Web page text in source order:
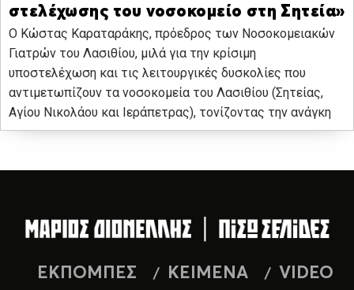
στελέχωσης του νοσοκομείο στη Σητεία»
Ο Κώστας Καραταράκης, πρόεδρος των Νοσοκομειακών
Γιατρών του Λασιθίου, μιλά για την κρίσιμη
υποστελέχωση και τις λειτουργικές δυσκολίες που
αντιμετωπίζουν τα νοσοκομεία του Λασιθίου (Σητείας,
Αγίου Νικολάου και Ιεράπετρας), τονίζοντας την ανάγκη
ΕΚΠΟΜΠΕΣ ΚΕΙΜΕΝΑ
VIDEO